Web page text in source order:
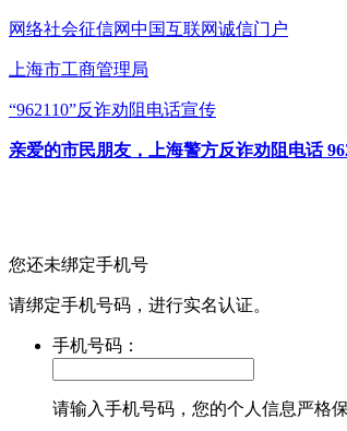
网络社会征信网中国互联网诚信门户
上海市工商管理局
“962110”反诈劝阻电话宣传
亲爱的市民朋友，上海警方反诈劝阻电话
您还未绑定手机号
请绑定手机号码，进行实名认证。
手机号码：
请输入手机号码，您的个人信息严格